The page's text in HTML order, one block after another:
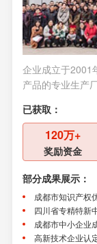
企业成立于2001
产品的专业生产
已获取：
120万+
奖励资金
部分成果展示：
成都市知识产权
四川省专精特新
成都市中小企业
高新技术企业认